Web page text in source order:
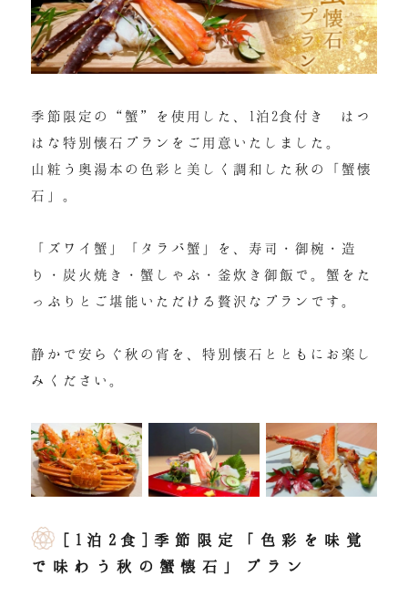
季節限定の“蟹”を使用した、1泊2食付き はつ
はな特別懐石プランをご用意いたしました。
山粧う奥湯本の色彩と美しく調和した秋の「蟹懐
石」。
「ズワイ蟹」「タラバ蟹」を、寿司・御椀・造
り・炭火焼き・蟹しゃぶ・釜炊き御飯で。蟹をた
っぷりとご堪能いただける贅沢なプランです。
静かで安らぐ秋の宵を、特別懐石とともにお楽し
みください。
[1泊2食]季節限定「色彩を味覚
で味わう秋の蟹懐石」プラン
Follow us